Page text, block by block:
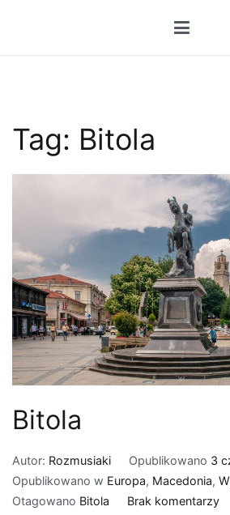
Tag: Bitola
Bitola
Autor: Rozmusiaki Opublikowano 3
Opublikowano w Europa, Macedonia,
Otagowano Bitola Brak komentarzydo